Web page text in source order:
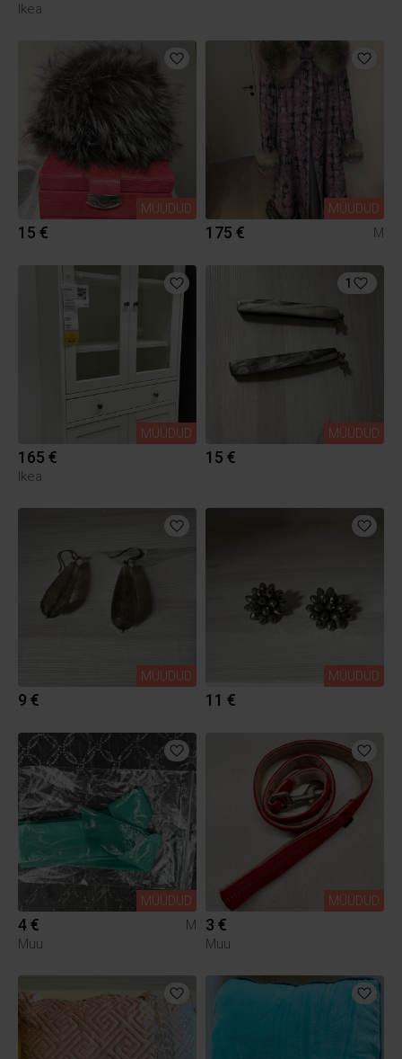
Ikea
MÜÜDUD
15 €
MÜÜDUD
175 € M
MÜÜDUD
165 €
Ikea
MÜÜDUD
1
15 €
MÜÜDUD
9 €
MÜÜDUD
11 €
MÜÜDUD
4 €
M
Muu
MÜÜDUD
3 €
Muu